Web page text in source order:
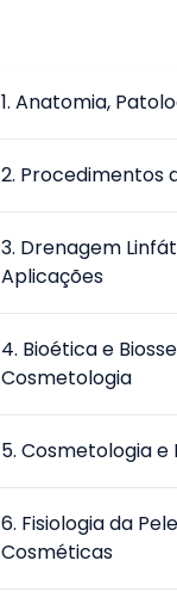
1.Anatomia,
2. Procedimentos
3. Drenagem
Aplicações
4. Bioética e
Cosmetologia
5.Cosmetologia e
6. Fisiologia da
Cosméticas